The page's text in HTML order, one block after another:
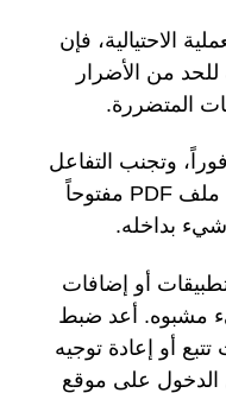
الاحتيالية، فإن
للحد من الأضرار
المتضررة.
وتجنب التفاعل
مع أي مرفقات أو روابط. إذا كان ملف PDF مفتوحاً
شيء بداخله.
أو إضافات
مشبوه. أعد ضبط
أو إعادة توجيه
الدخول على موقع